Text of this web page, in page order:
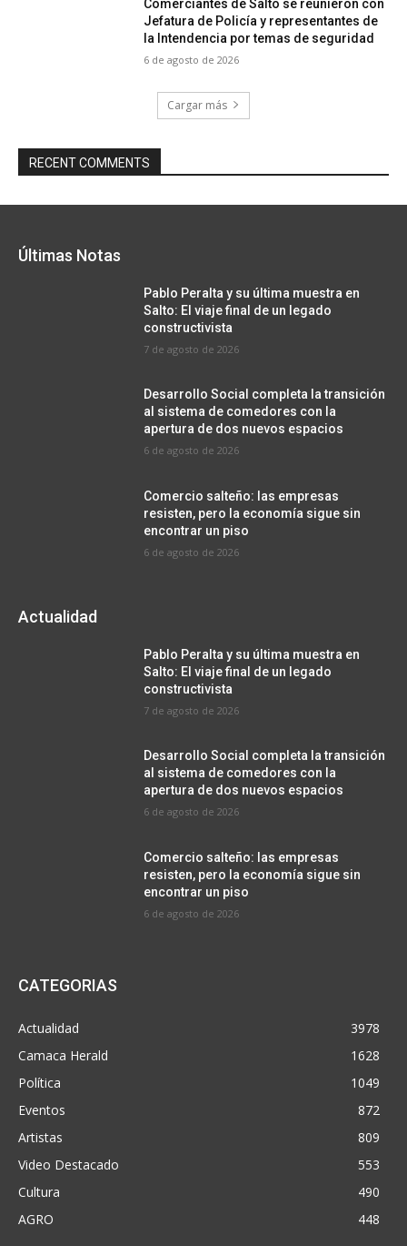
Comerciantes de Salto se reunieron con
Jefatura de Policía y representantes de
la Intendencia por temas de seguridad
6 de agosto de 2026
Cargar más
RECENT COMMENTS
Últimas Notas
Pablo Peralta y su última muestra en
Salto: El viaje final de un legado
constructivista
7 de agosto de 2026
Desarrollo Social completa la transición
al sistema de comedores con la
apertura de dos nuevos espacios
6 de agosto de 2026
Comercio salteño: las empresas
resisten, pero la economía sigue sin
encontrar un piso
6 de agosto de 2026
Actualidad
Pablo Peralta y su última muestra en
Salto: El viaje final de un legado
constructivista
7 de agosto de 2026
Desarrollo Social completa la transición
al sistema de comedores con la
apertura de dos nuevos espacios
6 de agosto de 2026
Comercio salteño: las empresas
resisten, pero la economía sigue sin
encontrar un piso
6 de agosto de 2026
CATEGORIAS
Actualidad
3978
Camaca Herald
1628
Política
1049
Eventos
872
Artistas
809
Video Destacado
553
Cultura
490
AGRO
448